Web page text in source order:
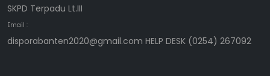
SKPD Terpadu Lt.III
Email :
disporabanten2020@gmail.com HELP DESK (0254) 267092